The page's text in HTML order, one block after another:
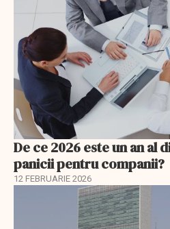
De ce 2026 este un an al
panicii pentru companii?
12 FEBRUARIE 2026